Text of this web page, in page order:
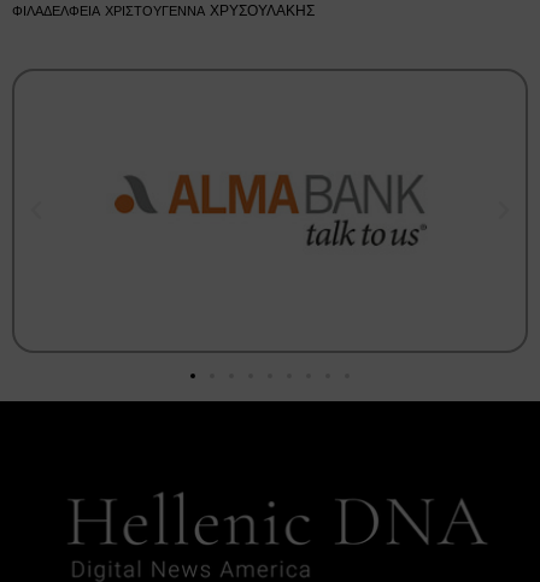
ΦΙΛΑΔΕΛΦΕΙΑ ΧΡΙΣΤΟΥΓΕΝΝΑ ΧΡΥΣΟΥΛΑΚΗΣ